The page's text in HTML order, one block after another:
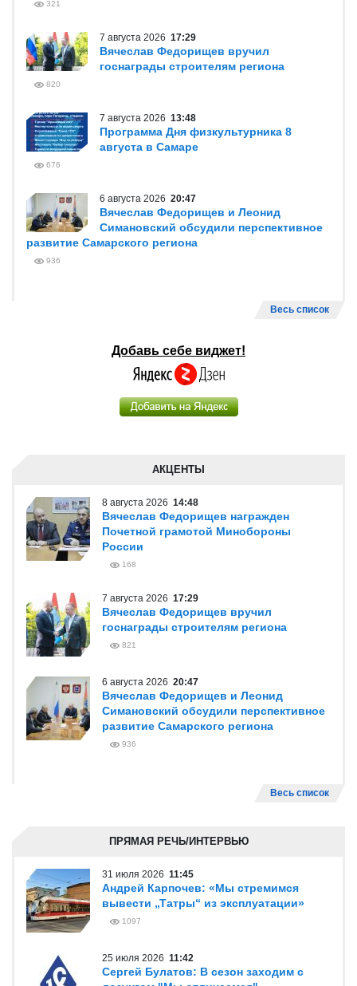
321
7 августа 2026 17:29
Вячеслав Федорищев вручил
госнаграды строителям региона
820
7 августа 2026 13:48
Программа Дня физкультурника 8
августа в Самаре
676
6 августа 2026 20:47
Вячеслав Федорищев и Леонид
Симановский обсудили перспективное
развитие Самарского региона
936
Весь список
Добавь себе виджет!
АКЦЕНТЫ
8 августа 2026 14:48
Вячеслав Федорищев награжден
Почетной грамотой Минобороны
России
168
7 августа 2026 17:29
Вячеслав Федорищев вручил
госнаграды строителям региона
821
6 августа 2026 20:47
Вячеслав Федорищев и Леонид
Симановский обсудили перспективное
развитие Самарского региона
936
Весь список
ПРЯМАЯ РЕЧЬ/ИНТЕРВЬЮ
31 июля 2026 11:45
Андрей Карпочев: «Мы стремимся
вывести „Татры“ из эксплуатации»
1097
25 июля 2026 11:42
Сергей Булатов: В сезон заходим с